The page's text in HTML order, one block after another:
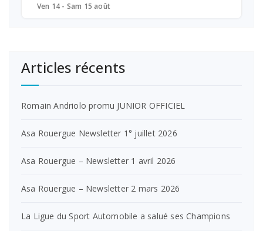
Ven 14 - Sam 15 août
Articles récents
Romain Andriolo promu JUNIOR OFFICIEL
Asa Rouergue Newsletter 1° juillet 2026
Asa Rouergue – Newsletter 1 avril 2026
Asa Rouergue – Newsletter 2 mars 2026
La Ligue du Sport Automobile a salué ses Champions